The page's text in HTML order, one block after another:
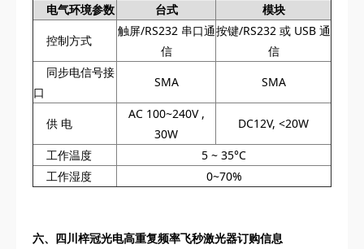
电气环境参数
台式
模块
控制方式
触屏/RS232 串口通
信
按键/RS232 或 USB 通
信
同步电信号接
口
SMA SMA
供 电
AC 100~240V ,
30W
DC12V, <20W
工作温度
5 ~ 35°C
工作湿度
0~70%
六、 四川梓冠光电高重复频率飞秒激光器订购信息